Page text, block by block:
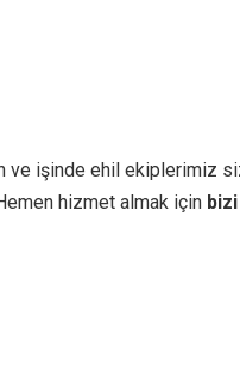
ve işinde ehil ekiplerimiz
hizmet almak için bizi